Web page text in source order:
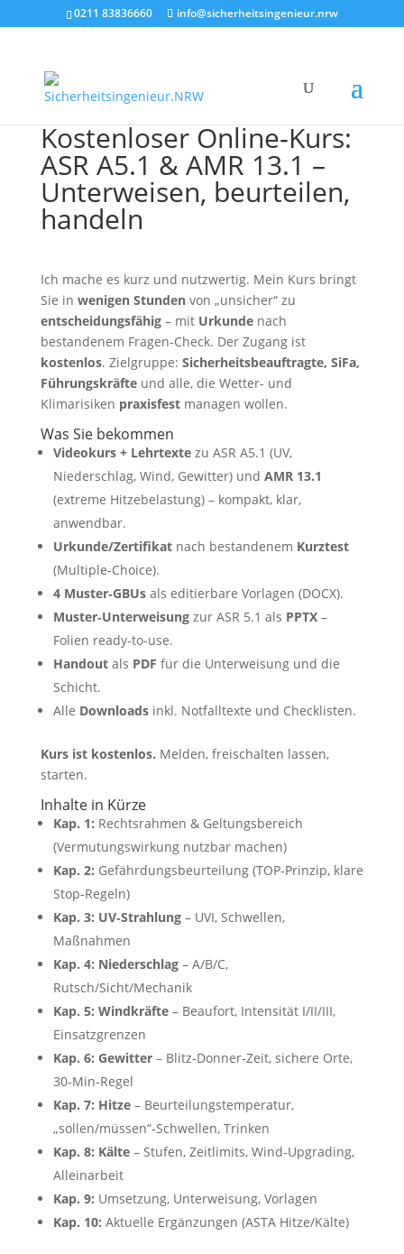
0211 83836660 info@sicherheitsingenieur.nrw
Kostenloser Online‑Kurs:
ASR A5.1 & AMR 13.1 –
Unterweisen, beurteilen,
handeln
Ich mache es kurz und nutzwertig. Mein Kurs bringt
Sie in wenigen Stundenvon „unsicher“ zu
entscheidungsfähig– mit Urkundenach
bestandenem Fragen‑Check. Der Zugang ist
kostenlos. Zielgruppe: Sicherheitsbeauftragte, SiFa,
Führungskräfteund alle, die Wetter‑ und
Klimarisiken praxisfestmanagen wollen.
Was Sie bekommen
Videokurs + Lehrtextezu ASR A5.1 (UV,
Niederschlag, Wind, Gewitter) und AMR 13.1
(extreme Hitzebelastung) – kompakt, klar,
anwendbar.
Urkunde/Zertifikatnach bestandenem Kurztest
(Multiple‑Choice).
4 Muster‑GBUsals editierbare Vorlagen (DOCX).
Muster‑Unterweisungzur ASR 5.1 als PPTX–
Folien ready‑to‑use.
Handoutals PDF für die Unterweisung und die
Schicht.
Alle Downloadsinkl. Notfalltexte und Checklisten.
Kurs ist kostenlos. Melden, freischalten lassen,
starten.
Inhalte in Kürze
Kap. 1: Rechtsrahmen & Geltungsbereich
(Vermutungswirkung nutzbar machen)
Kap. 2: Gefährdungsbeurteilung (TOP‑Prinzip, klare
Stop‑Regeln)
Kap. 3: UV‑Strahlung– UVI, Schwellen,
Maßnahmen
Kap. 4: Niederschlag– A/B/C,
Rutsch/Sicht/Mechanik
Kap. 5: Windkräfte– Beaufort, Intensität I/II/III,
Einsatzgrenzen
Kap. 6: Gewitter– Blitz‑Donner‑Zeit, sichere Orte,
30‑Min‑Regel
Kap. 7: Hitze– Beurteilungstemperatur,
„sollen/müssen“‑Schwellen, Trinken
Kap. 8: Kälte– Stufen, Zeitlimits, Wind‑Upgrading,
Alleinarbeit
Kap. 9: Umsetzung, Unterweisung, Vorlagen
Kap. 10: Aktuelle Ergänzungen (ASTA Hitze/Kälte)